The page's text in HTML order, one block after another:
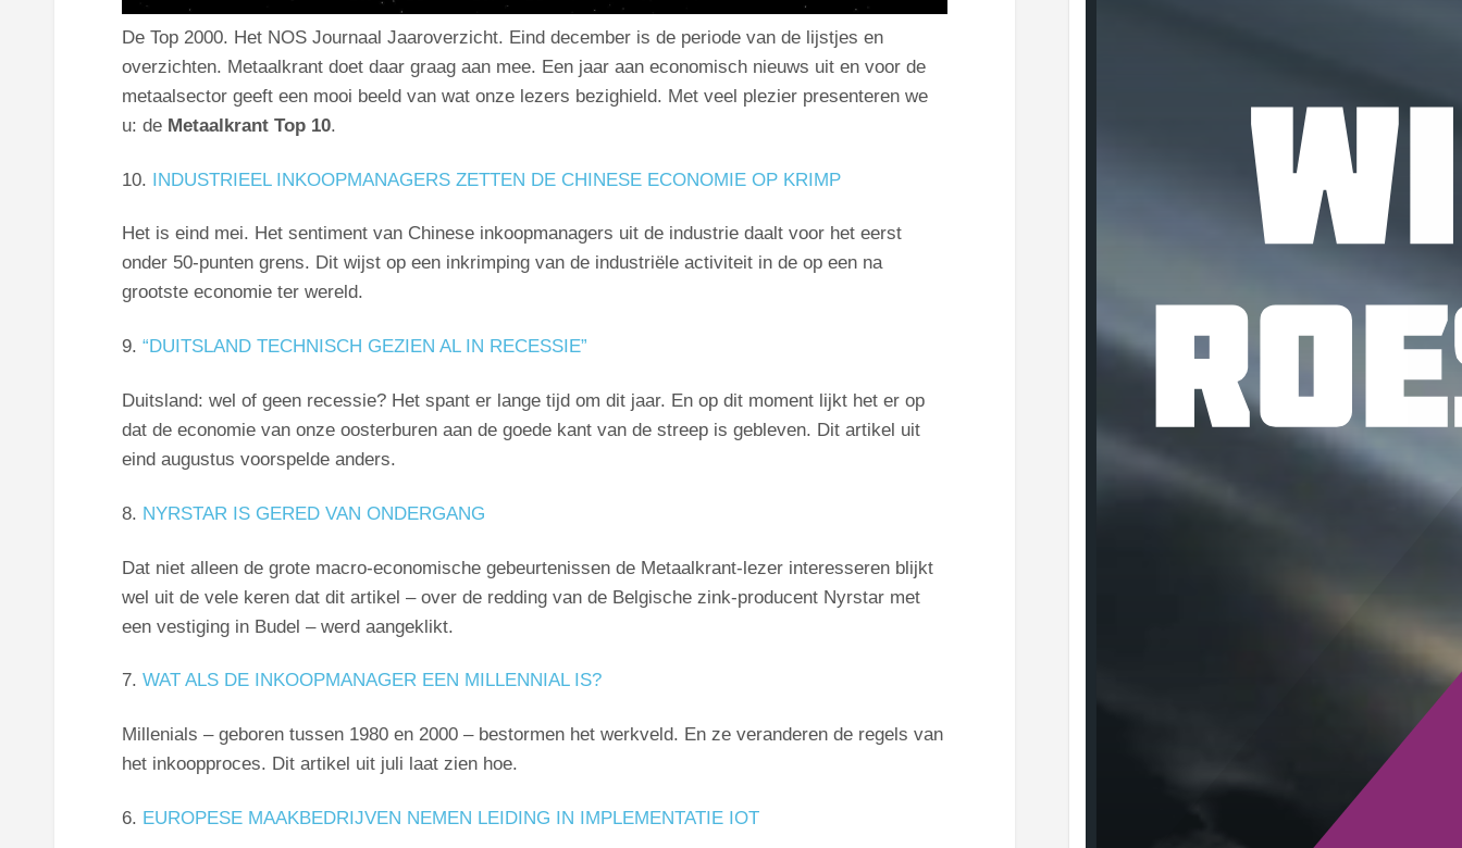
De Top 2000. Het NOS Journaal Jaaroverzicht. Eind december is de periode van de lijstjes en
overzichten. Metaalkrant doet daar graag aan mee. Een jaar aan economisch nieuws uit en voor de
metaalsector geeft een mooi beeld van wat onze lezers bezighield. Met veel plezier presenteren we
u: de Metaalkrant Top 10.
10. INDUSTRIEEL INKOOPMANAGERS ZETTEN DE CHINESE ECONOMIE OP KRIMP
Het is eind mei. Het sentiment van Chinese inkoopmanagers uit de industrie daalt voor het eerst
onder 50-punten grens. Dit wijst op een inkrimping van de industriële activiteit in de op een na
grootste economie ter wereld.
9. “DUITSLAND TECHNISCH GEZIEN AL IN RECESSIE”
Duitsland: wel of geen recessie? Het spant er lange tijd om dit jaar. En op dit moment lijkt het er op
dat de economie van onze oosterburen aan de goede kant van de streep is gebleven. Dit artikel uit
eind augustus voorspelde anders.
8. NYRSTAR IS GERED VAN ONDERGANG
Dat niet alleen de grote macro-economische gebeurtenissen de Metaalkrant-lezer interesseren blijkt
wel uit de vele keren dat dit artikel – over de redding van de Belgische zink-producent Nyrstar met
een vestiging in Budel – werd aangeklikt.
7. WAT ALS DE INKOOPMANAGER EEN MILLENNIAL IS?
Millenials – geboren tussen 1980 en 2000 – bestormen het werkveld. En ze veranderen de regels van
het inkoopproces. Dit artikel uit juli laat zien hoe.
6. EUROPESE MAAKBEDRIJVEN NEMEN LEIDING IN IMPLEMENTATIE IOT